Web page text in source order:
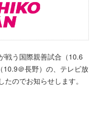
戦う国際親善試合（10.6
10.9＠長野）の、テレビ放
のでお知らせします。